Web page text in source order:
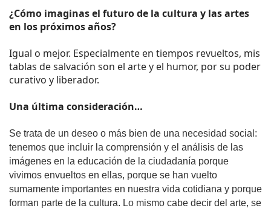
¿Cómo imaginas el futuro de la cultura y las artes
en los próximos años?
Igual o mejor. Especialmente en tiempos revueltos, mis
tablas de salvación son el arte y el humor, por su poder
curativo y liberador.
Una última consideración…
Se trata de un deseo o más bien de una necesidad social:
tenemos que incluir la comprensión y el análisis de las
imágenes en la educación de la ciudadanía porque
vivimos envueltos en ellas, porque se han vuelto
sumamente importantes en nuestra vida cotidiana y porque
forman parte de la cultura. Lo mismo cabe decir del arte, se